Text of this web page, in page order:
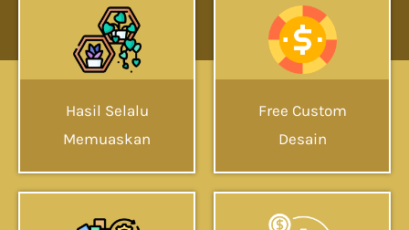
Hasil Selalu
Memuaskan
Free Custom
Desain